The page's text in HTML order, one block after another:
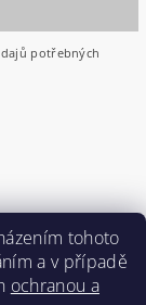
potřebných
tohoto
a v případě
ochranou a